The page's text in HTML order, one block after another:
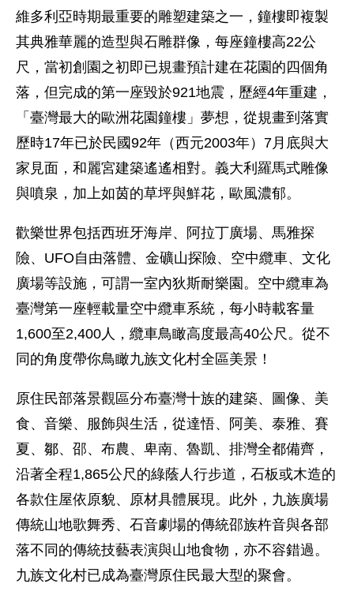
維多利亞時期最重要的雕塑建築之一，鐘樓即複製
其典雅華麗的造型與石雕群像，每座鐘樓高22公
尺，當初創園之初即已規畫預計建在花園的四個角
落，但完成的第一座毀於921地震，歷經4年重建，
「臺灣最大的歐洲花園鐘樓」夢想，從規畫到落實
歷時17年已於民國92年（西元2003年）7月底與大
家見面，和麗宮建築遙遙相對。義大利羅馬式雕像
與噴泉，加上如茵的草坪與鮮花，歐風濃郁。
歡樂世界包括西班牙海岸、阿拉丁廣場、馬雅探
險、UFO自由落體、金礦山探險、空中纜車、文化
廣場等設施，可謂一室內狄斯耐樂園。空中纜車為
臺灣第一座輕載量空中纜車系統，每小時載客量
1,600至2,400人，纜車鳥瞰高度最高40公尺。從不
同的角度帶你鳥瞰九族文化村全區美景！
原住民部落景觀區分布臺灣十族的建築、圖像、美
食、音樂、服飾與生活，從達悟、阿美、泰雅、賽
夏、鄒、邵、布農、卑南、魯凱、排灣全都備齊，
沿著全程1,865公尺的綠蔭人行步道，石板或木造的
各款住屋依原貌、原材具體展現。此外，九族廣場
傳統山地歌舞秀、石音劇場的傳統邵族杵音與各部
落不同的傳統技藝表演與山地食物，亦不容錯過。
九族文化村已成為臺灣原住民最大型的聚會。